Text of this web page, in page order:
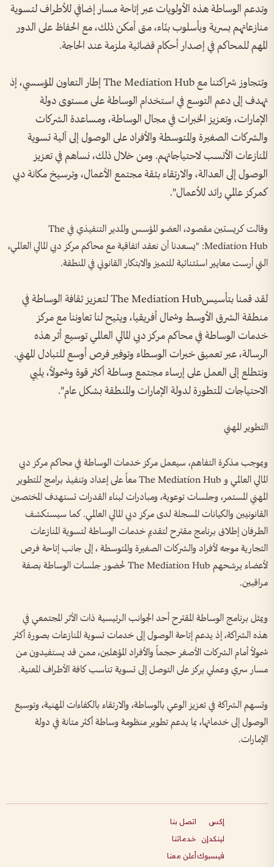
وتدعم الوساطة هذه الأولويات عبر إتاحة مسار إضافي للأطراف لتسوية
منازعاتهم بسرية وبأسلوب بنّاء، متى أمكن ذلك، مع الحفاظ على الدور
المهم للمحاكم في إصدار أحكام قضائية ملزمة عند الحاجة.
وتتجاوز شراكتنا مع The Mediation Hub إطار التعاون المؤسسي، إذ
تهدف إلى دعم التوسع في استخدام الوساطة على مستوى دولة
الإمارات، وتعزيز الخبرات في مجال الوساطة، ومساعدة الشركات
والشركات الصغيرة والمتوسطة والأفراد على الوصول إلى آلية تسوية
المنازعات الأنسب لاحتياجاتهم. ومن خلال ذلك، نساهم في تعزيز
الوصول إلى العدالة، والارتقاء بثقة مجتمع الأعمال، وترسيخ مكانة دبي
كمركز عالمي رائد للأعمال".
وقالت كريستين مقصود، العضو المؤسس والمدير التنفيذي في The
Mediation Hub: "يسعدنا أن نعقد اتفاقية مع محاكم مركز دبي المالي العالمي،
التي أرست معايير استثنائية للتميز والابتكار القانوني في المنطقة.
لقد قمنا بتأسيسThe Mediation Hub لتعزيز ثقافة الوساطة في
منطقة الشرق الأوسط وشمال أفريقيا، ويتيح لنا تعاوننا مع مركز
خدمات الوساطة في محاكم مركز دبي المالي العالمي توسيع أثر هذه
الرسالة، عبر تعميق خبرات الوسطاء وتوفير فرص أوسع للتبادل المهني.
ونتطلع إلى العمل على إرساء مجتمع وساطة أكثر قوة وشمولاً، يلبي
الاحتياجات المتطورة لدولة الإمارات والمنطقة بشكل عام".
التطوير المهني
وبموجب مذكرة التفاهم، سيعمل مركز خدمات الوساطة في محاكم مركز دبي
المالي العالمي و The Mediation Hub معاً على إعداد وتنفيذ برامج للتطوير
المهني المستمر، وجلسات توعوية، ومبادرات لبناء القدرات تستهدف المختصين
القانونيين والكيانات المسجلة لدى مركز دبي المالي العالمي. كما سيستكشف
الطرفان إطلاق برنامج مقترح لتقديم خدمات الوساطة لتسوية المنازعات
التجارية موجه لأفراد والشركات الصغيرة والمتوسطة ، إلى جانب إتاحة فرص
لأعضاء يرشحهم The Mediation Hub لحضور جلسات الوساطة بصفة
مراقبين.
ويمثل برنامج الوساطة المقترح أحد الجوانب الرئيسية ذات الأثر المجتمعي في
هذه الشراكة، إذ يدعم إتاحة الوصول إلى خدمات تسوية المنازعات بصورة أكثر
شمولاً أمام الشركات الأصغر حجماً والأفراد المؤهلين، ممن قد يستفيدون من
مسار سري وعملي يركز على التوصل إلى تسوية تناسب كافة الأطراف المعنية.
وتسهم الشراكة في تعزيز الوعي بالوساطة، والارتقاء بالكفاءات المهنية، وتوسيع
الوصول إلى خدماتها، بما يدعم تطوير منظومة وساطة أكثر متانة في دولة
الإمارات.
إكس
لينكدإن
فيسبوك
اتصل بنا
خدماتنا
أعلن معنا